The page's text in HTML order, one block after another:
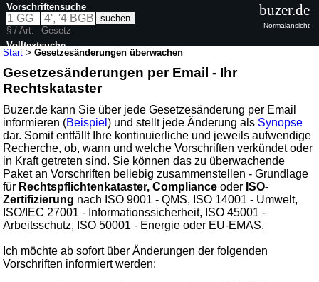
Start >Gesetzesänderungen überwachen
Gesetzesänderungen per Email - Ihr
Rechtskataster
Buzer.de kann Sie über jede Gesetzesänderung per Email
informieren (Beispiel) und stellt jede Änderung als Synopse
dar. Somit entfällt Ihre kontinuierliche und jeweils aufwendige
Recherche, ob, wann und welche Vorschriften verkündet oder
in Kraft getreten sind. Sie können das zu überwachende
Paket an Vorschriften beliebig zusammenstellen - Grundlage
für Rechtspflichtenkataster, Compliance oder ISO-
Zertifizierung nach ISO 9001 - QMS, ISO 14001 - Umwelt,
ISO/IEC 27001 - Informationssicherheit, ISO 45001 -
Arbeitsschutz, ISO 50001 - Energie oder EU-EMAS.
Ich möchte ab sofort über Änderungen der folgenden
Vorschriften informiert werden:
Vorschriftensuche
§ / Art.
Gesetz
Volltextsuche
buzer.de
Normalansicht